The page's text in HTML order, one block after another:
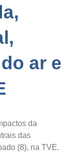
ar e
da
das
(8), na TVE.